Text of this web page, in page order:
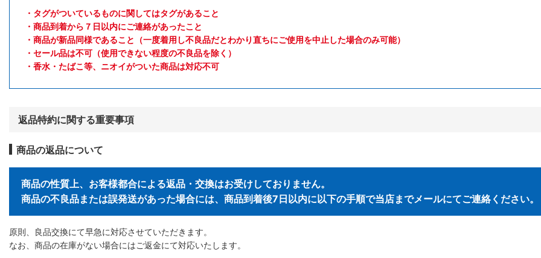
・タグがついているものに関してはタグがあること
・商品到着から７日以内にご連絡があったこと
・商品が新品同様であること（一度着用し不良品だとわかり直ちにご使用を中止した場合のみ可能）
・セール品は不可（使用できない程度の不良品を除く）
・香水・たばこ等、ニオイがついた商品は対応不可
返品特約に関する重要事項
商品の返品について
商品の性質上、お客様都合による返品・交換はお受けしておりません。
商品の不良品または誤発送があった場合には、商品到着後7日以内に以下の手順で当店までメールにてご連絡ください。
原則、良品交換にて早急に対応させていただきます。
なお、商品の在庫がない場合にはご返金にて対応いたします。